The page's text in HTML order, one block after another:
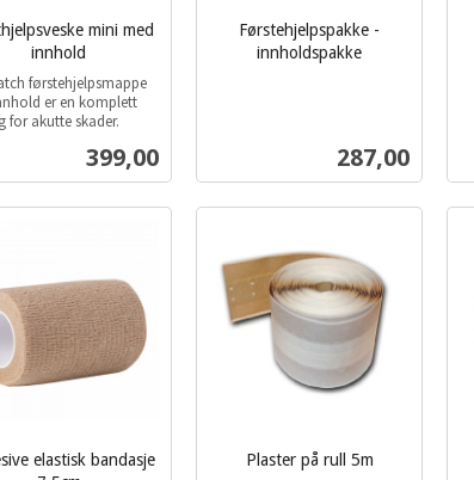
mini med
innhold
Pris
399,00
førstehjelpsmappe
er en komplett
for akutte skader.
Førstehjelpspakke -
innholdspakke
Pris
287,00
elastisk bandasje
Plaster på rull 5m